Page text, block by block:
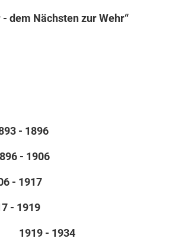
- dem Nächsten zur Wehr“
- 1896
- 1906
- 1917
- 1919
1919 - 1934